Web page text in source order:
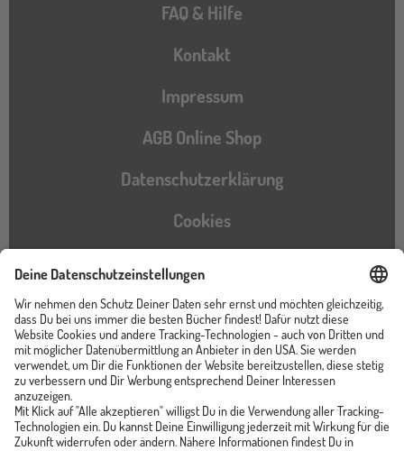
FAQ & Hilfe
Kontakt
Impressum
AGB Online Shop
Datenschutzerklärung
Cookies
Barrierefreiheitserklärung
Instagram
TikTokPinterestYouTubeFacebook